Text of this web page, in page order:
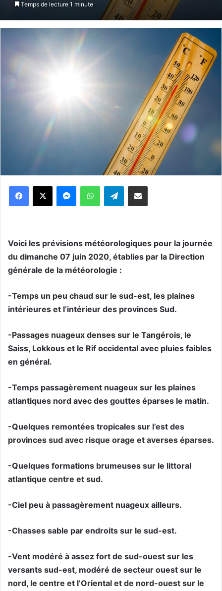
Temps de lecture 1 minute
WhatsApp Telegram
Voici les prévisions météorologiques pour la journée
du dimanche 07 juin 2020, établies par la Direction
générale de la météorologie :
-Temps un peu chaud sur le sud-est, les plaines
intérieures et l’intérieur des provinces Sud.
-Passages nuageux denses sur le Tangérois, le
Saiss, Lokkous et le Rif occidental avec pluies faibles
en général.
-Temps passagèrement nuageux sur les plaines
atlantiques nord avec des gouttes éparses le matin.
-Quelques remontées tropicales sur l’est des
provinces sud avec risque orage et averses éparses.
-Quelques formations brumeuses sur le littoral
atlantique centre et sud.
-Ciel peu à passagèrement nuageux ailleurs.
-Chasses sable par endroits sur le sud-est.
-Vent modéré à assez fort de sud-ouest sur les
versants sud-est, modéré de secteur ouest sur le
nord, le centre et l’Oriental et de nord-ouest sur le